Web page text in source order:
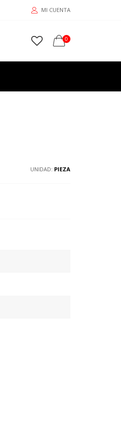
MI CUENTA
0
UNIDAD: PIEZA